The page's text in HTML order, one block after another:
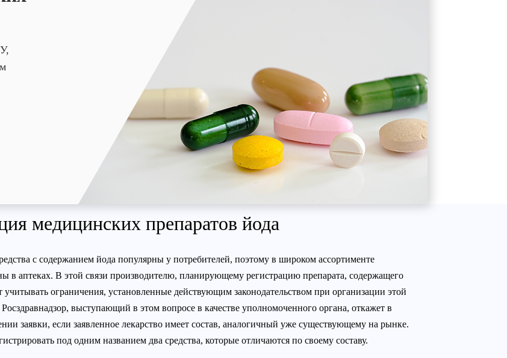
медицинских препаратов йода
с содержанием йода популярны у потребителей, поэтому в широком ассортименте
в аптеках. В этой связи производителю, планирующему регистрацию препарата, содержащего
учитывать ограничения, установленные действующим законодательством при организации этой
выступающий в этом вопросе в качестве уполномоченного органа, откажет в
заявки, если заявленное лекарство имеет состав, аналогичный уже существующему на рынке.
под одним названием два средства, которые отличаются по своему составу.